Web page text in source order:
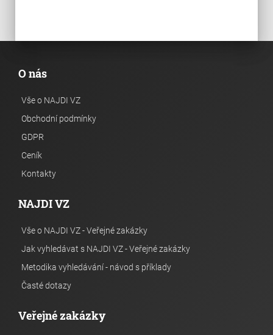
O nás
Vše o NAJDI VZ
Obchodní podmínky
GDPR
Ceník
Kontakty
NAJDI VZ
Vše o NAJDI VZ - Veřejné zakázky
Jak vyhledávat s NAJDI VZ - Veřejné zakázky
Metodika vyhledávání - návod s příklady
Časté dotazy
Veřejné zakázky